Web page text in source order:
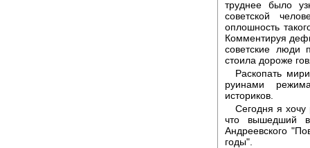
труднее было
советской
оплошность
Комментируя
советские люди
стоила дороже
Раскопать
руинами
историков.
Сегодня я хочу
что вышедший
Андреевского
годы".